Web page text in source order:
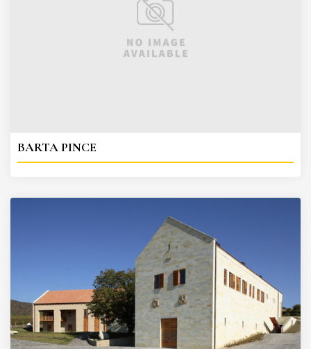
BARTA PINCE